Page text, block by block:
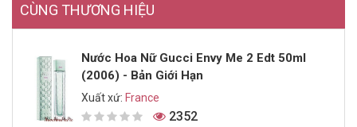
CÙNG THƯƠNG HIỆU
Nước Hoa Nữ Gucci Envy Me 2 Edt 50ml
(2006) - Bản Giới Hạn
Xuất xứ: France
2352